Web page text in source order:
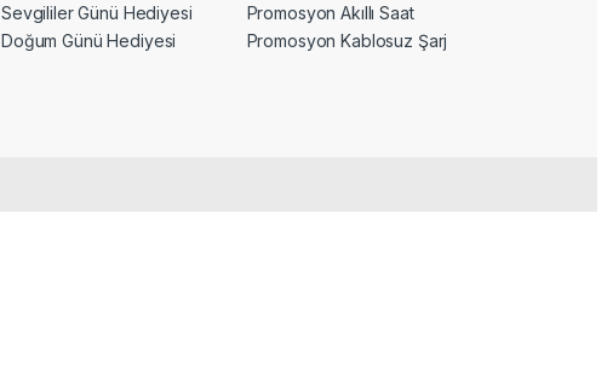
Sevgililer Günü Hediyesi
Doğum Günü Hediyesi
Promosyon Akıllı Saat
Promosyon Kablosuz Şarj